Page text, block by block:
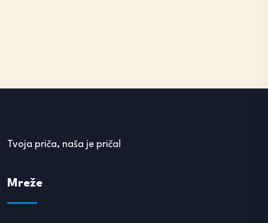
Tvoja priča, naša je priča!
Mreže